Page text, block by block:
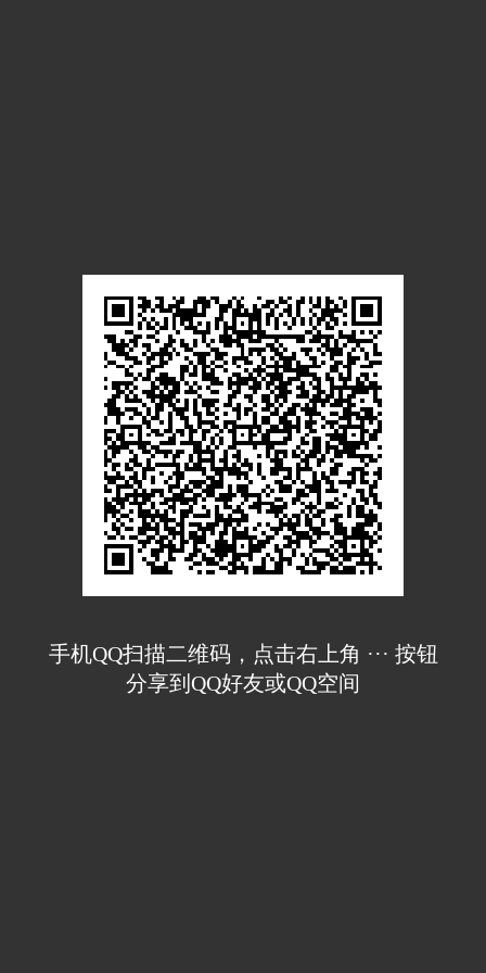
手机QQ扫描二维码，点击右上角 ··· 按钮
分享到QQ好友或QQ空间